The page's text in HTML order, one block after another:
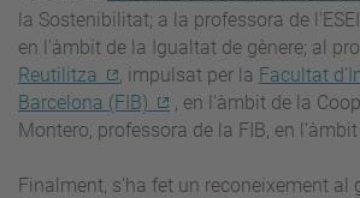
la Sostenibilitat; a la professora de
en l'àmbit de la Igualtat de gènere; al
Reutilitza
, impulsat per la Facultat
Barcelona (FIB)
, en l'àmbit de la
Montero, professora de la FIB, en
Finalment, s’ha fet un reconeixement al